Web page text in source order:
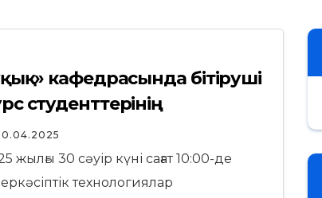
кафедрасында бітіруші
студенттерінің
кездесуі
жылғы 30 сәуір күні сағат 10:00-де
технологиялар